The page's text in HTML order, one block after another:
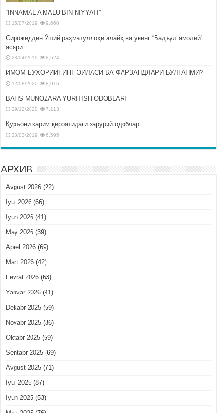
“INNAMAL A’MALU BIN NIYYATI”
15/07/2019 9,660
Сирожиддин Ўший раҳматуллоҳи алайҳ ва унинг “Бадъул амолий”
асари
23/04/2019 8,524
ИМОМ БУХОРИЙНИНГ ОИЛАСИ ВА ФАРЗАНДЛАРИ БЎЛГАНМИ?
12/08/2020 8,016
BAHS-MUNOZARA YURITISH ODOBLARI
29/12/2020 7,113
Қуръони карим қироатидаги зарурий одоблар
20/03/2019 6,595
АРХИВ
Avgust 2026 (22)
Iyul 2026 (66)
Iyun 2026 (41)
May 2026 (39)
Aprel 2026 (69)
Mart 2026 (42)
Fevral 2026 (63)
Yanvar 2026 (41)
Dekabr 2025 (59)
Noyabr 2025 (86)
Oktabr 2025 (59)
Sentabr 2025 (69)
Avgust 2025 (71)
Iyul 2025 (87)
Iyun 2025 (53)